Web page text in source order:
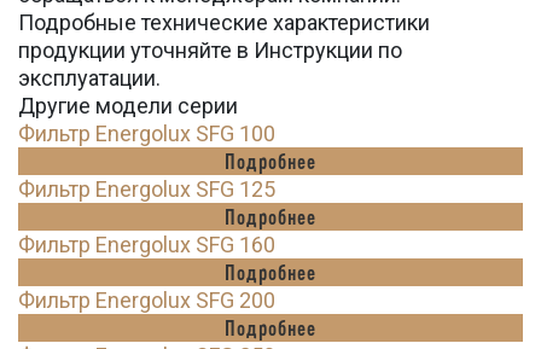
Подробные технические характеристики
продукции уточняйте в Инструкции по
эксплуатации.
Другие модели серии
Фильтр Energolux SFG 100
Подробнее
Фильтр Energolux SFG 125
Подробнее
Фильтр Energolux SFG 160
Подробнее
Фильтр Energolux SFG 200
Подробнее